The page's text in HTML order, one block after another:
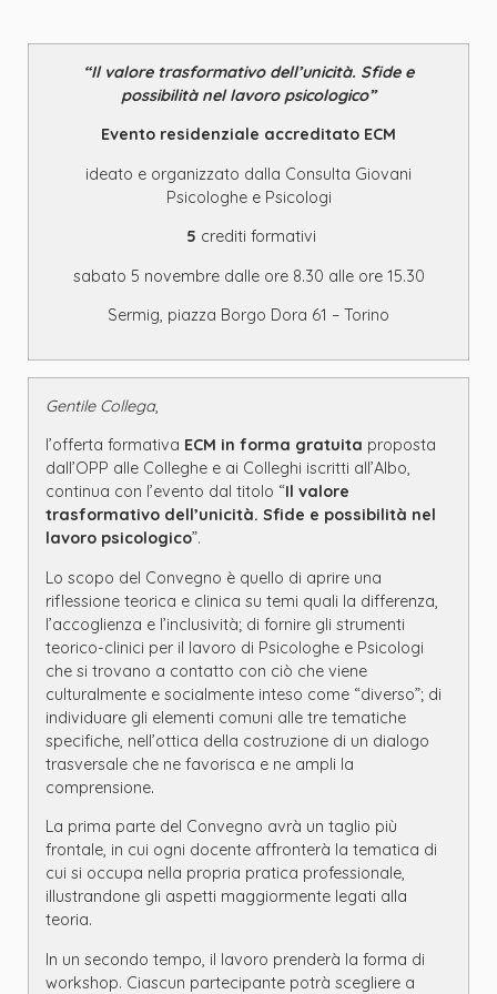
“Il valore trasformativo dell’unicità. Sfide e
possibilità nel lavoro psicologico”
Evento residenziale accreditato ECM
ideato e organizzato dalla Consulta Giovani
Psicologhe e Psicologi
5 crediti formativi
sabato 5 novembre dalle ore 8.30 alle ore 15.30
Sermig, piazza Borgo Dora 61 – Torino
Gentile Collega,
l’offerta formativa ECM in forma gratuita proposta
dall’OPP alle Colleghe e ai Colleghi iscritti all’Albo,
continua con l’evento dal titolo “Il valore
trasformativo dell’unicità. Sfide e possibilità nel
lavoro psicologico”.
Lo scopo del Convegno è quello di aprire una
riflessione teorica e clinica su temi quali la differenza,
l’accoglienza e l’inclusività; di fornire gli strumenti
teorico-clinici per il lavoro di Psicologhe e Psicologi
che si trovano a contatto con ciò che viene
culturalmente e socialmente inteso come “diverso”; di
individuare gli elementi comuni alle tre tematiche
specifiche, nell’ottica della costruzione di un dialogo
trasversale che ne favorisca e ne ampli la
comprensione.
La prima parte del Convegno avrà un taglio più
frontale, in cui ogni docente affronterà la tematica di
cui si occupa nella propria pratica professionale,
illustrandone gli aspetti maggiormente legati alla
teoria.
In un secondo tempo, il lavoro prenderà la forma di
workshop. Ciascun partecipante potrà scegliere a